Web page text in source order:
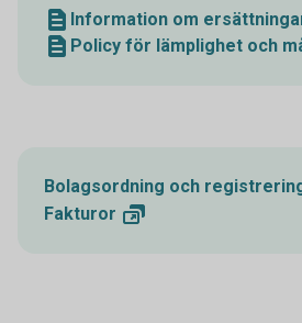
Information om
Policy för lämplighet och
Bolagsordning och
Fakturor